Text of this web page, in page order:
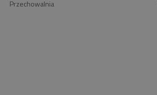
Przechowalnia